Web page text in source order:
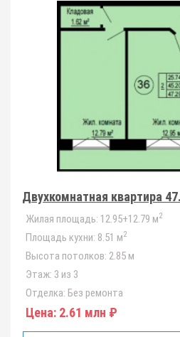
Двухкомнатная квартира
Жилая площадь: 12.95+12.79 м2
Площадь кухни: 8.51 м2
Высота потолков: 2.85 м
Этаж: 3 из 3
Отделка: Без ремонта
Цена: 2.61 млн ₽